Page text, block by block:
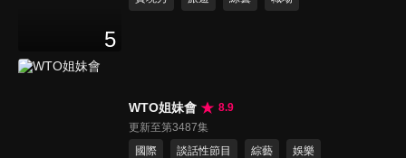
5
WTO姐妹會
8.9
更新至第3487集
國際
談話性節目 綜藝 娛樂